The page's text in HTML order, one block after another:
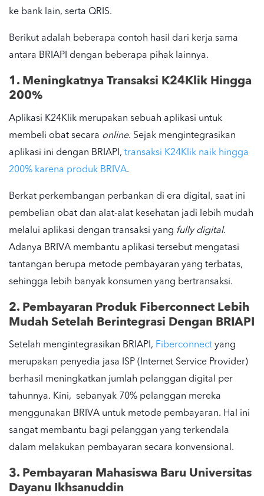
ke bank lain, serta QRIS.
Berikut adalah beberapa contoh hasil dari kerja sama
antara BRIAPI dengan beberapa pihak lainnya.
1. Meningkatnya Transaksi K24Klik Hingga
200%
Aplikasi K24Klik merupakan sebuah aplikasi untuk
membeli obat secara online. Sejak mengintegrasikan
aplikasi ini dengan BRIAPI, transaksi K24Klik naik hingga
200% karena produk BRIVA.
Berkat perkembangan perbankan di era digital, saat ini
pembelian obat dan alat-alat kesehatan jadi lebih mudah
melalui aplikasi dengan transaksi yang fully digital.
Adanya BRIVA membantu aplikasi tersebut mengatasi
tantangan berupa metode pembayaran yang terbatas,
sehingga lebih banyak konsumen yang bertransaksi.
2. Pembayaran Produk Fiberconnect Lebih
Mudah Setelah Berintegrasi Dengan BRIAPI
Setelah mengintegrasikan BRIAPI, Fiberconnect yang
merupakan penyedia jasa ISP (Internet Service Provider)
berhasil meningkatkan jumlah pelanggan digital per
tahunnya. Kini, sebanyak 70% pelanggan mereka
menggunakan BRIVA untuk metode pembayaran. Hal ini
sangat membantu bagi pelanggan yang terkendala
dalam melakukan pembayaran secara konvensional.
3. Pembayaran Mahasiswa Baru Universitas
Dayanu Ikhsanuddin